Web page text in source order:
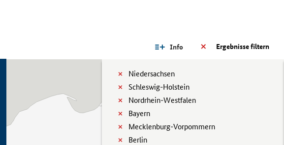
Ergebnisse filtern
Info
Niedersachsen
Schleswig-Holstein
Nordrhein-Westfalen
Bayern
Mecklenburg-Vorpommern
Berlin